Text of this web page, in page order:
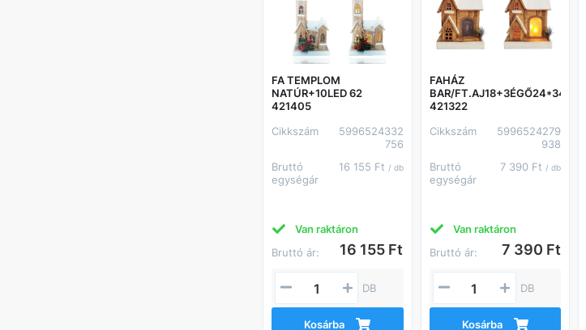
FA TEMPLOM
NATÚR+10LED 62
421405
Cikkszám
5996524332
756
Bruttó
egységár
16 155 Ft / db
Van raktáron
Bruttó ár:
16 155 Ft
DB
Kosárba
FAHÁZ
BAR/FT.AJ18+3ÉGŐ24*34
421322
Cikkszám
5996524279
938
Bruttó
egységár
7 390 Ft / db
Van raktáron
Bruttó ár:
7 390 Ft
DB
Kosárba